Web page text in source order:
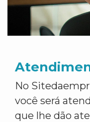
No
você será
que lhe dão